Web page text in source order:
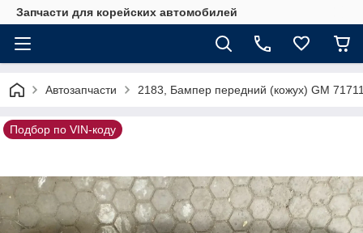
Запчасти для корейских автомобилей
Автозапчасти 2183, Бампер передний (кожух) GM
Подбор по VIN-коду